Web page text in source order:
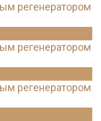
регенератором
регенератором
регенератором